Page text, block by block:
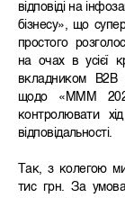
відповіді на
бізнесу», що
простого
на очах в усієї
вкладником B2B
щодо «МММ
контролювати
відповідальності.
Так, з колегою
тис грн. За